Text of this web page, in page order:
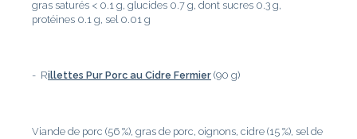
gras saturés < 0.1 g, glucides 0.7 g, dont sucres 0.3 g,
protéines 0.1 g, sel 0.01 g
- Rillettes Pur Porc au Cidre Fermier (90 g)
Viande de porc (56 %), gras de porc, oignons, cidre (15 %), sel de